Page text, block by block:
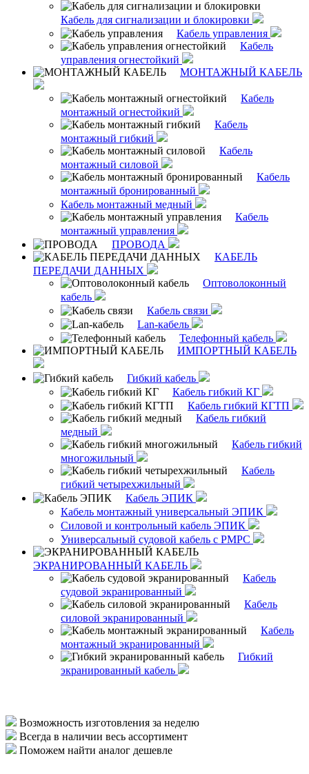
Кабель для сигнализации и блокировки
Кабель управления
Кабель
управления огнестойкий
МОНТАЖНЫЙ КАБЕЛЬ
Кабель
монтажный огнестойкий
Кабель
монтажный гибкий
Кабель
монтажный силовой
Кабель
монтажный бронированный
Кабель монтажный медный
Кабель
монтажный управления
ПРОВОДА
КАБЕЛЬ
ПЕРЕДАЧИ ДАННЫХ
Оптоволоконный
кабель
Кабель связи
Lan-кабель
Телефонный кабель
ИМПОРТНЫЙ КАБЕЛЬ
Гибкий кабель
Кабель гибкий КГ
Кабель гибкий КГТП
Кабель гибкий
медный
Кабель гибкий
многожильный
Кабель
гибкий четырехжильный
Кабель ЭПИК
Кабель монтажный универсальный ЭПИК
Силовой и контрольный кабель ЭПИК
Универсальный судовой кабель с РМРС
ЭКРАНИРОВАННЫЙ КАБЕЛЬ
Кабель
судовой экранированный
Кабель
силовой экранированный
Кабель
монтажный экранированный
Гибкий
экранированный кабель
Возможность изготовления за неделю
Всегда в наличии весь ассортимент
Поможем найти аналог дешевле